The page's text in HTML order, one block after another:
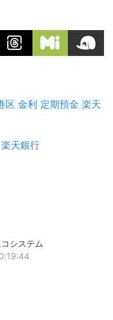
区 金利 定期預金 楽天
楽天銀行
システム